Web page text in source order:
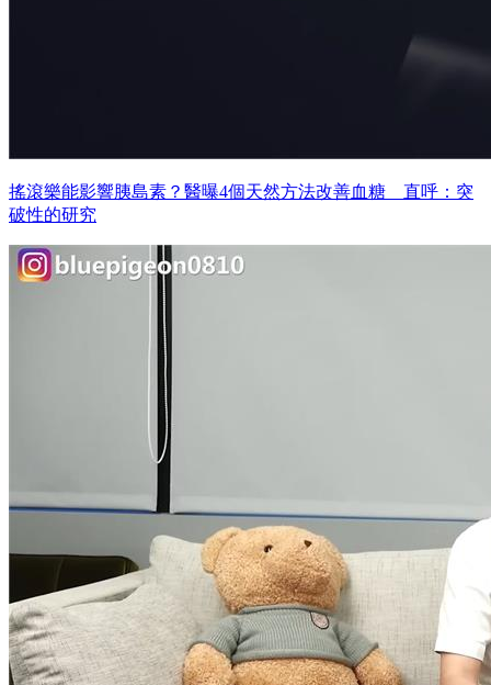
搖滾樂能影響胰島素？醫曝4個天然方法改善血糖 直呼：突
破性的研究